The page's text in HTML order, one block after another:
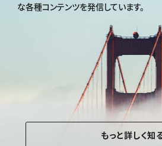
な各種コンテンツを発信しています。
もっと詳しく知